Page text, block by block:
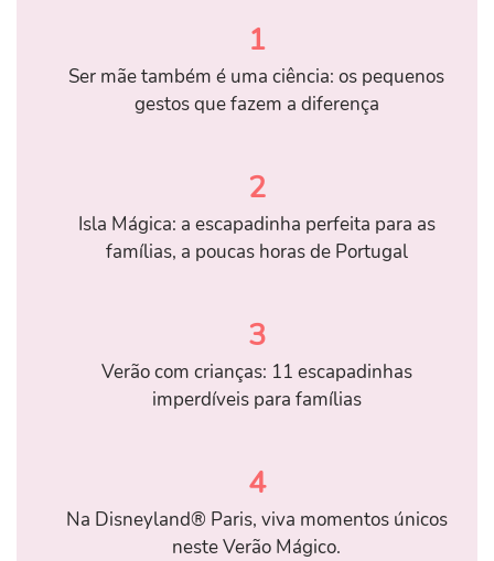
1
Ser mãe também é uma ciência: os pequenos
gestos que fazem a diferença
2
Isla Mágica: a escapadinha perfeita para as
famílias, a poucas horas de Portugal
3
Verão com crianças: 11 escapadinhas
imperdíveis para famílias
4
Na Disneyland® Paris, viva momentos únicos
neste Verão Mágico.